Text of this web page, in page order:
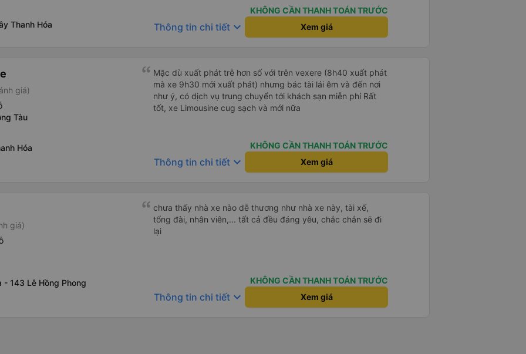
Thanh Hóa
Yến Nhi còn chủ động hỗ trợ trong suốt quá trình đặt vé, từ
việc giữ chỗ, xác nhận thông tin đến nhắc nhở giờ xe chạy.
cách phục vụ chuyên nghiệp của Yến Nhi đã góp phần nâng
cao chất lượng dịch vụ chung, đồng thời tạo dựng hình ảnh
tích cực cho nhà xe trong mắt khách hàng. Đây thực sự là
một tấm gương đáng khen ngợi trong lĩnh vực dịch vụ vận
KHÔNG CẦN THANH TOÁN TRƯỚC
Thông tin chi tiết keyboard_arrow_down Xem giá
giá)
Tàu
Hóa
Mặc dù xuất phát trễ hơn số với trên vexere (8h40 xuất phát
mà xe 9h30 mới xuất phát) nhưng bác tài lái êm và đến nơi
như ý, có dịch vụ trung chuyển tới khách sạn miễn phí Rất
tốt, xe Limousine cug sạch và mới nữa
KHÔNG CẦN THANH TOÁN TRƯỚC
Thông tin chi tiết keyboard_arrow_down Xem giá
giá)
- 143 Lê Hồng Phong
chưa thấy nhà xe nào dễ thương như nhà xe này, tài xế,
tổng đài, nhân viên,... tất cả đều đáng yêu, chắc chắn sẽ đi
lại
KHÔNG CẦN THANH TOÁN TRƯỚC
Thông tin chi tiết keyboard_arrow_down Xem giá